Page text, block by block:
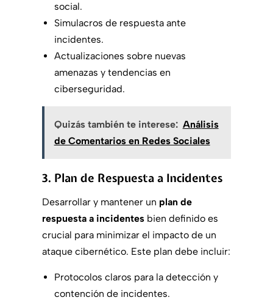
social.
Simulacros de respuesta ante
incidentes.
Actualizaciones sobre nuevas
amenazas y tendencias en
ciberseguridad.
Quizás también te interese: Análisis
de Comentarios en Redes Sociales
3. Plan de Respuesta a Incidentes
Desarrollar y mantener un plan de
respuesta a incidentesbien definido es
crucial para minimizar el impacto de un
ataque cibernético. Este plan debe incluir:
Protocolos claros para la detección y
contención de incidentes.